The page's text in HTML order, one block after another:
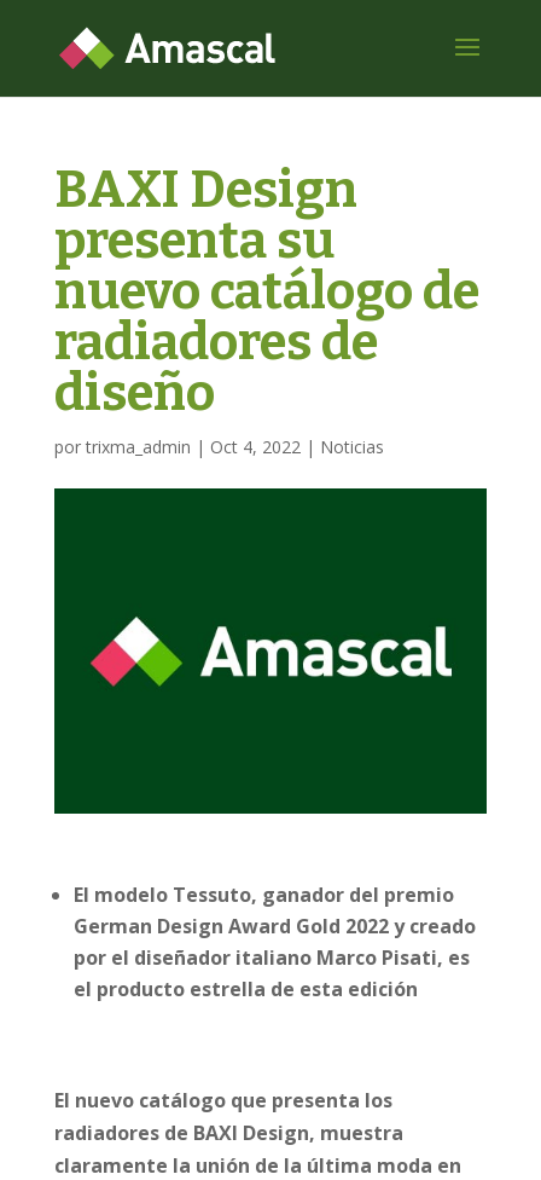
BAXI Design
presenta su
nuevo catálogo de
radiadores de
diseño
portrixma_admin | Oct 4, 2022| Noticias
El modelo Tessuto, ganador del premio
German Design Award Gold 2022 y creado
por el diseñador italiano Marco Pisati, es
el producto estrella de esta edición
El nuevo catálogo que presenta los
radiadores de BAXI Design, muestra
claramente la unión de la última moda en